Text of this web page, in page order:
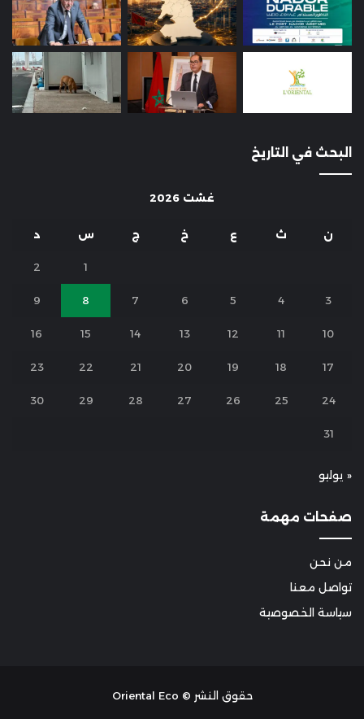
البحث في التاريخ
غشت 2026
ن ث ع خ ج س د
1
2
3
4
5
6
7
8
9
10
11
12
13
14
15
16
17
18
19
20
21
22
23
24
25
26
27
28
29
30
31
« يوليو
صفحات مهمة
من نحن
تواصل معنا
سياسة الخصوصية
حقوق النشر © Oriental Eco